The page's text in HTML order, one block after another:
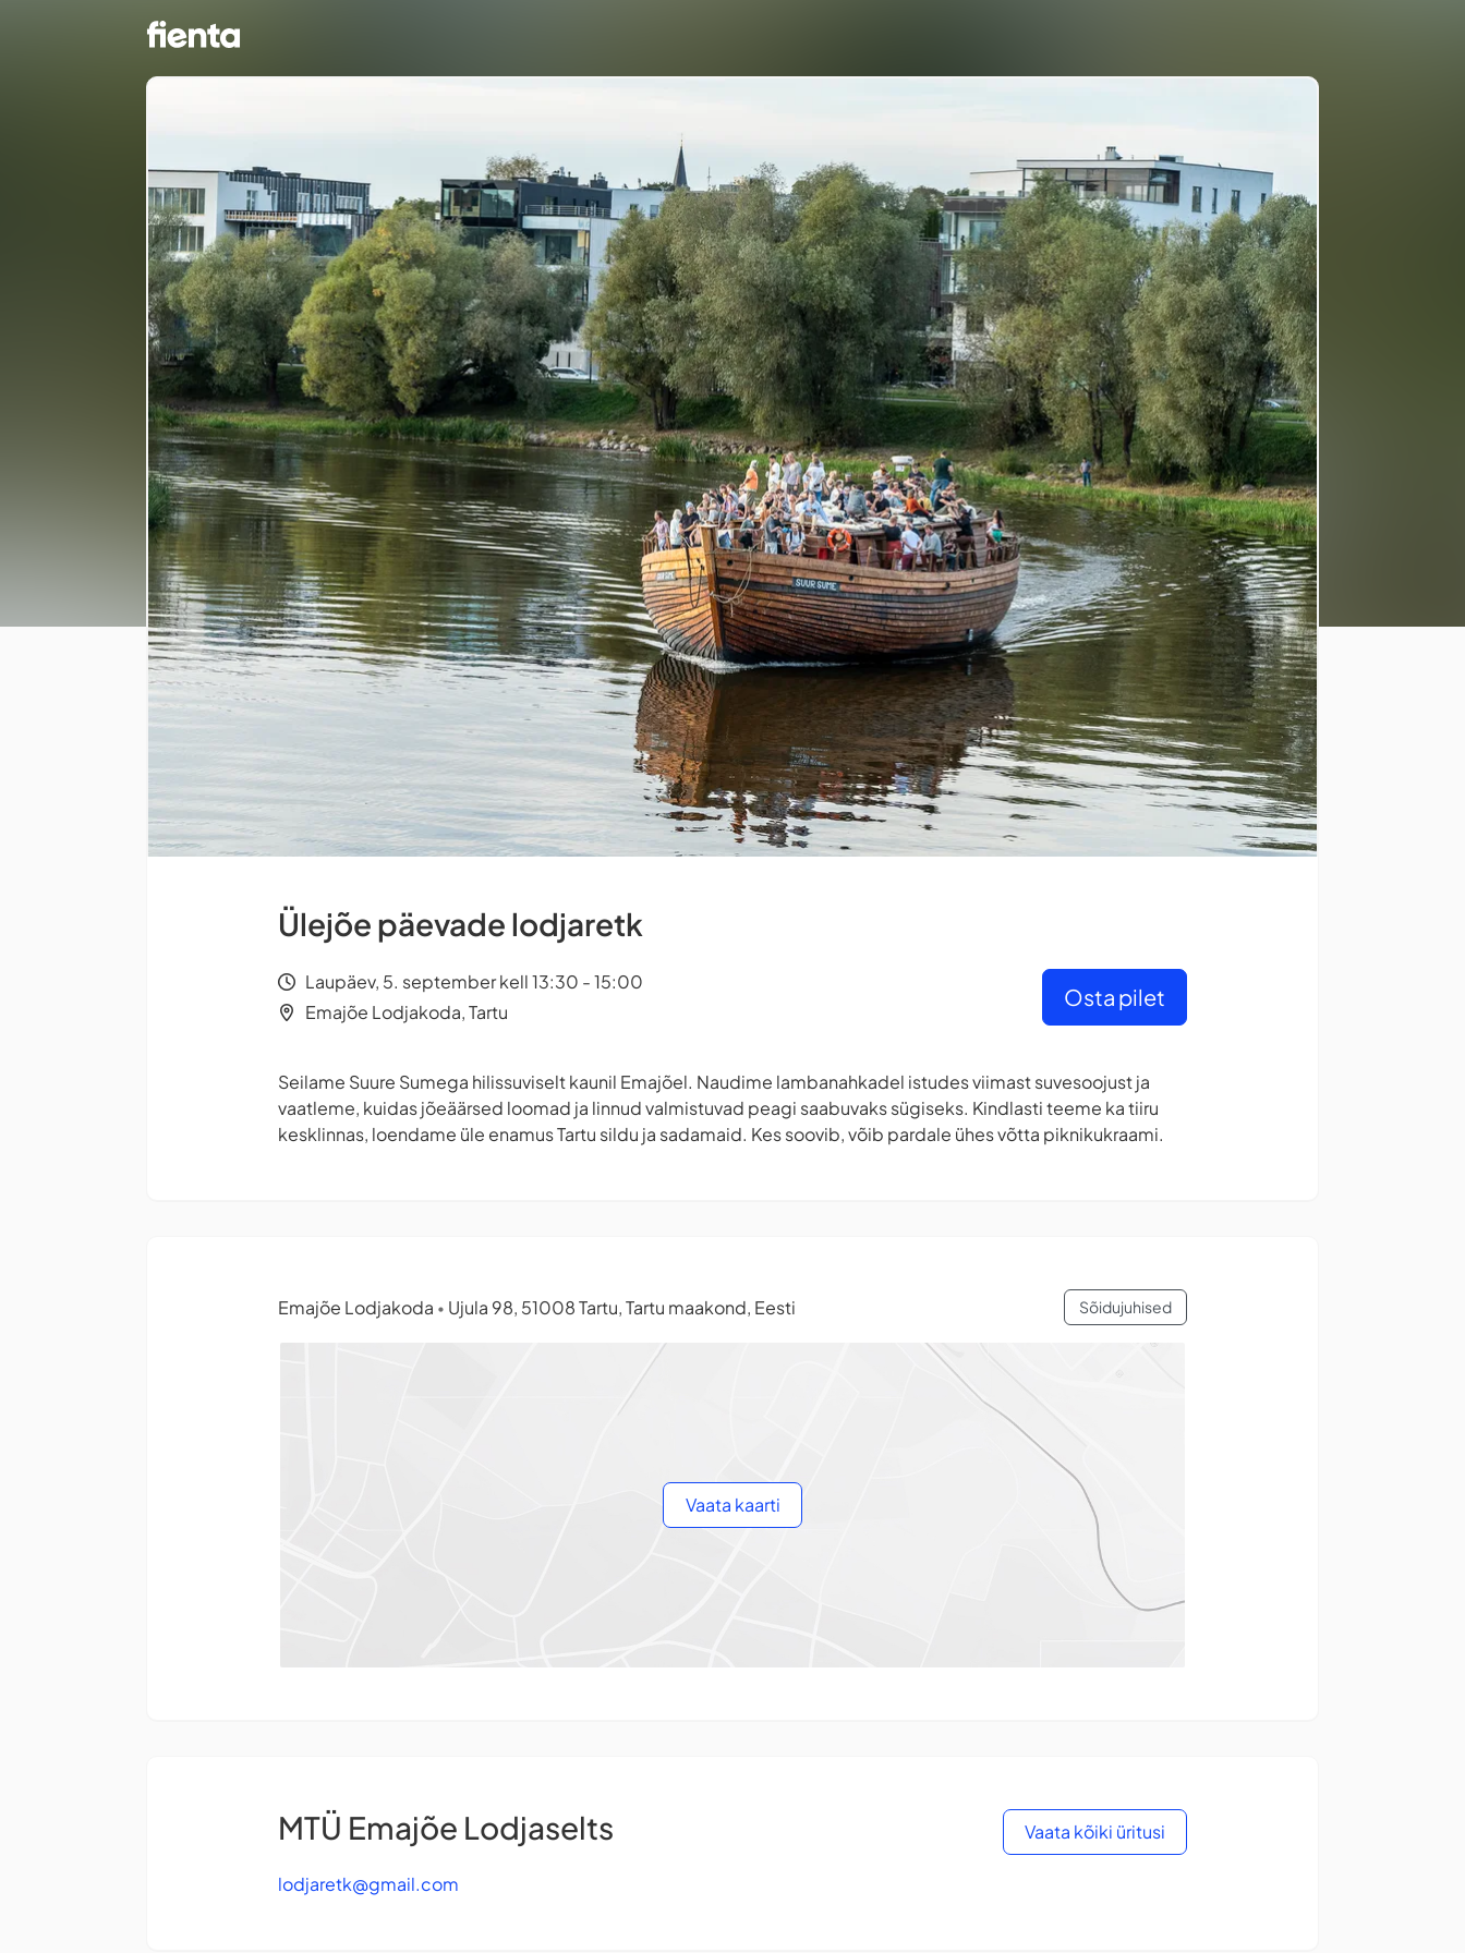
Ülejõe päevade lodjaretk
Laupäev, 5. september kell 13:30 - 15:00
Emajõe Lodjakoda, Tartu
Osta pilet
Seilame Suure Sumega hilissuviselt kaunil Emajõel. Naudime lambanahkadel istudes viimast suvesoojust ja
vaatleme, kuidas jõeäärsed loomad ja linnud valmistuvad peagi saabuvaks sügiseks. Kindlasti teeme ka tiiru
kesklinnas, loendame üle enamus Tartu sildu ja sadamaid. Kes soovib, võib pardale ühes võtta piknikukraami.
Emajõe Lodjakoda • Ujula 98, 51008 Tartu, Tartu maakond, Eesti Sõidujuhised
Vaata kaarti
MTÜ Emajõe Lodjaselts
lodjaretk@gmail.com
Vaata kõiki üritusi